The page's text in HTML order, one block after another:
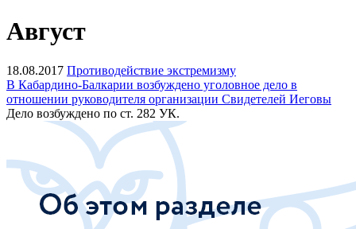
Август
18.08.2017 Противодействие экстремизму
В Кабардино-Балкарии возбуждено уголовное дело в
отношении руководителя организации Свидетелей Иеговы
Дело возбуждено по ст. 282 УК.